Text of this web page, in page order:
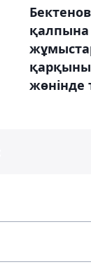
қалпына
жөнінде